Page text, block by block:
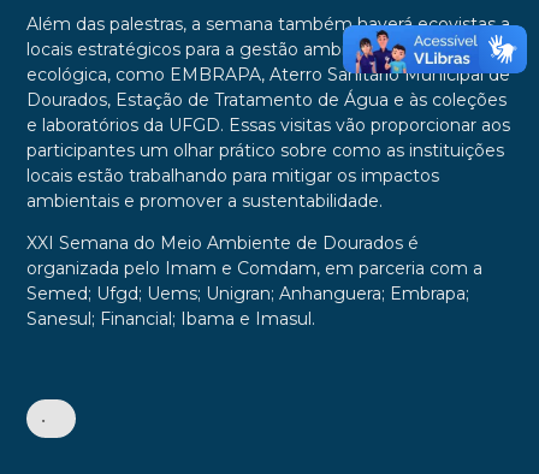
Além das palestras, a semana também haverá ecovistas a
locais estratégicos para a gestão ambiental e a educação
ecológica, como EMBRAPA, Aterro Sanitário Municipal de
Dourados, Estação de Tratamento de Água e às coleções
e laboratórios da UFGD. Essas visitas vão proporcionar aos
participantes um olhar prático sobre como as instituições
locais estão trabalhando para mitigar os impactos
ambientais e promover a sustentabilidade.
XXI Semana do Meio Ambiente de Dourados é
organizada pelo Imam e Comdam, em parceria com a
Semed; Ufgd; Uems; Unigran; Anhanguera; Embrapa;
Sanesul; Financial; Ibama e Imasul.
•